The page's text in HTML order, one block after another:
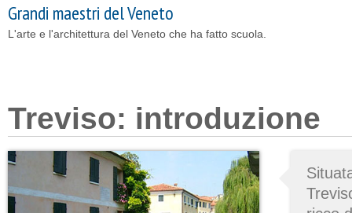
Grandi maestri del Veneto
L'arte e l'architettura del Veneto che ha fatto scuola.
Treviso: introduzione